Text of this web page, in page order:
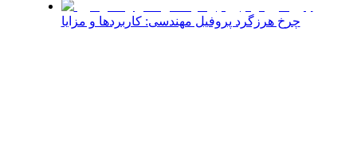
چرخ هرزگرد پروفیل مهندسی: کاربردها و مزایا